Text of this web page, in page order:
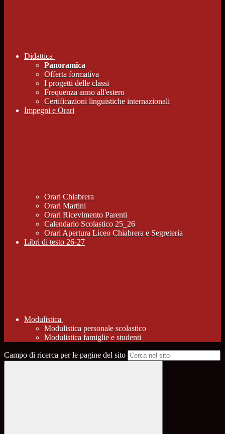
Didattica
Panoramica
Offerta formativa
I progetti delle classi
Frequenza anno all'estero
Certificazioni linguistiche internazionali
Impegni e Orari
Orari Chiabrera
Orari Martini
Orari Ricevimento Parenti
Calendario Scolastico 25_26
Orari Apertura Liceo Chiabrera e Segreteria
Libri di testo 26-27
Modulistica
Modulistica personale scolastico
Modulistica famiglie e studenti
Campo di ricerca per le pagine del sito